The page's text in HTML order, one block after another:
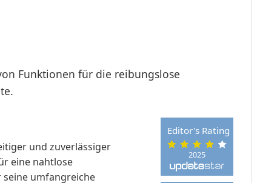
Funktionen für die reibungslose
2025
Editor's Rating
und zuverlässiger
eine nahtlose
umfangreiche